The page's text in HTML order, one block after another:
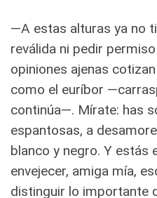
—A estas alturas ya no
reválida ni pedir
opiniones ajenas
como el euríbor
continúa—. Mírate: has
espantosas, a
blanco y negro. Y estás
envejecer, amiga mía,
distinguir lo importante